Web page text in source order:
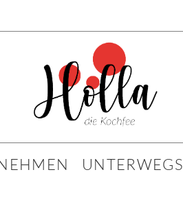
UNTERWEGS